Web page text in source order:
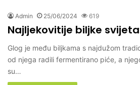
Admin 25/06/2024 619
Najljekovitije biljke
Glog je među biljkama s najdužom
od njega radili fermentirano piće, a
su…